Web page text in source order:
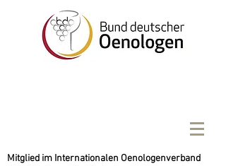
Mitglied im Internationalen Oenologenverband